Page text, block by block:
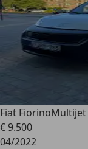
Fiat FiorinoMultijet
€ 9.500
04/2022